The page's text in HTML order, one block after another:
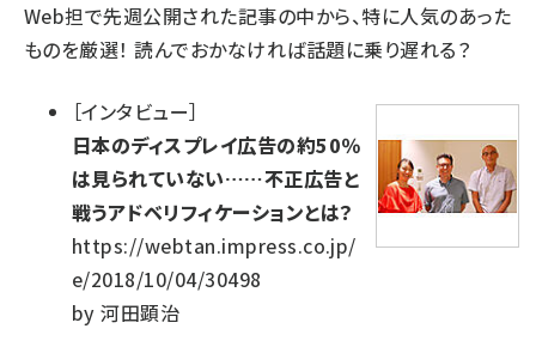
Web担で先週公開された記事の中から、特に人気のあった
ものを厳選！ 読んでおかなければ話題に乗り遅れる？
［インタビュー］
日本のディスプレイ広告の約50％
は見られていない……不正広告と
戦うアドベリフィケーションとは？
https://webtan.impress.co.jp/
e/2018/10/04/30498
by河田顕治